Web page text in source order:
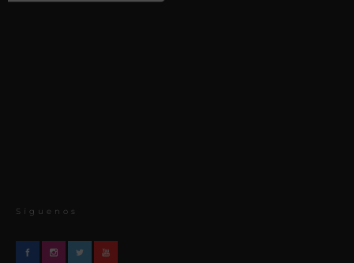
Síguenos